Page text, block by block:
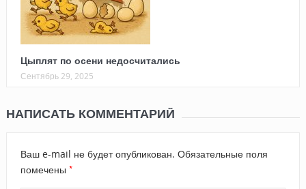
Цыплят по осени недосчитались
Сентябрь 29, 2025
НАПИСАТЬ КОММЕНТАРИЙ
Ваш e-mail не будет опубликован. Обязательные поля
помечены *